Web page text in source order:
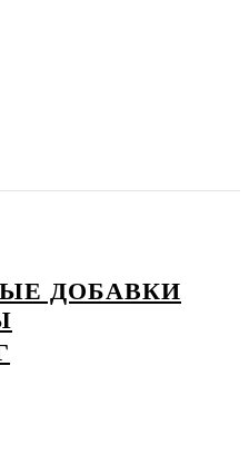
ДОБАВКИ